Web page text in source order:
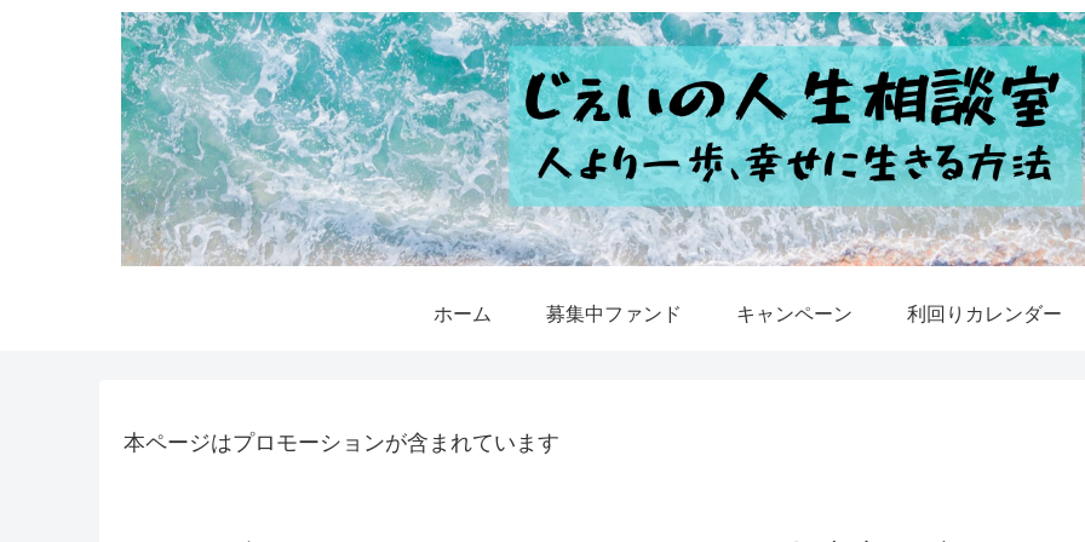
ホーム 募集中ファンド キャンペーン 利回りカレンダー
本ページはプロモーションが含まれています